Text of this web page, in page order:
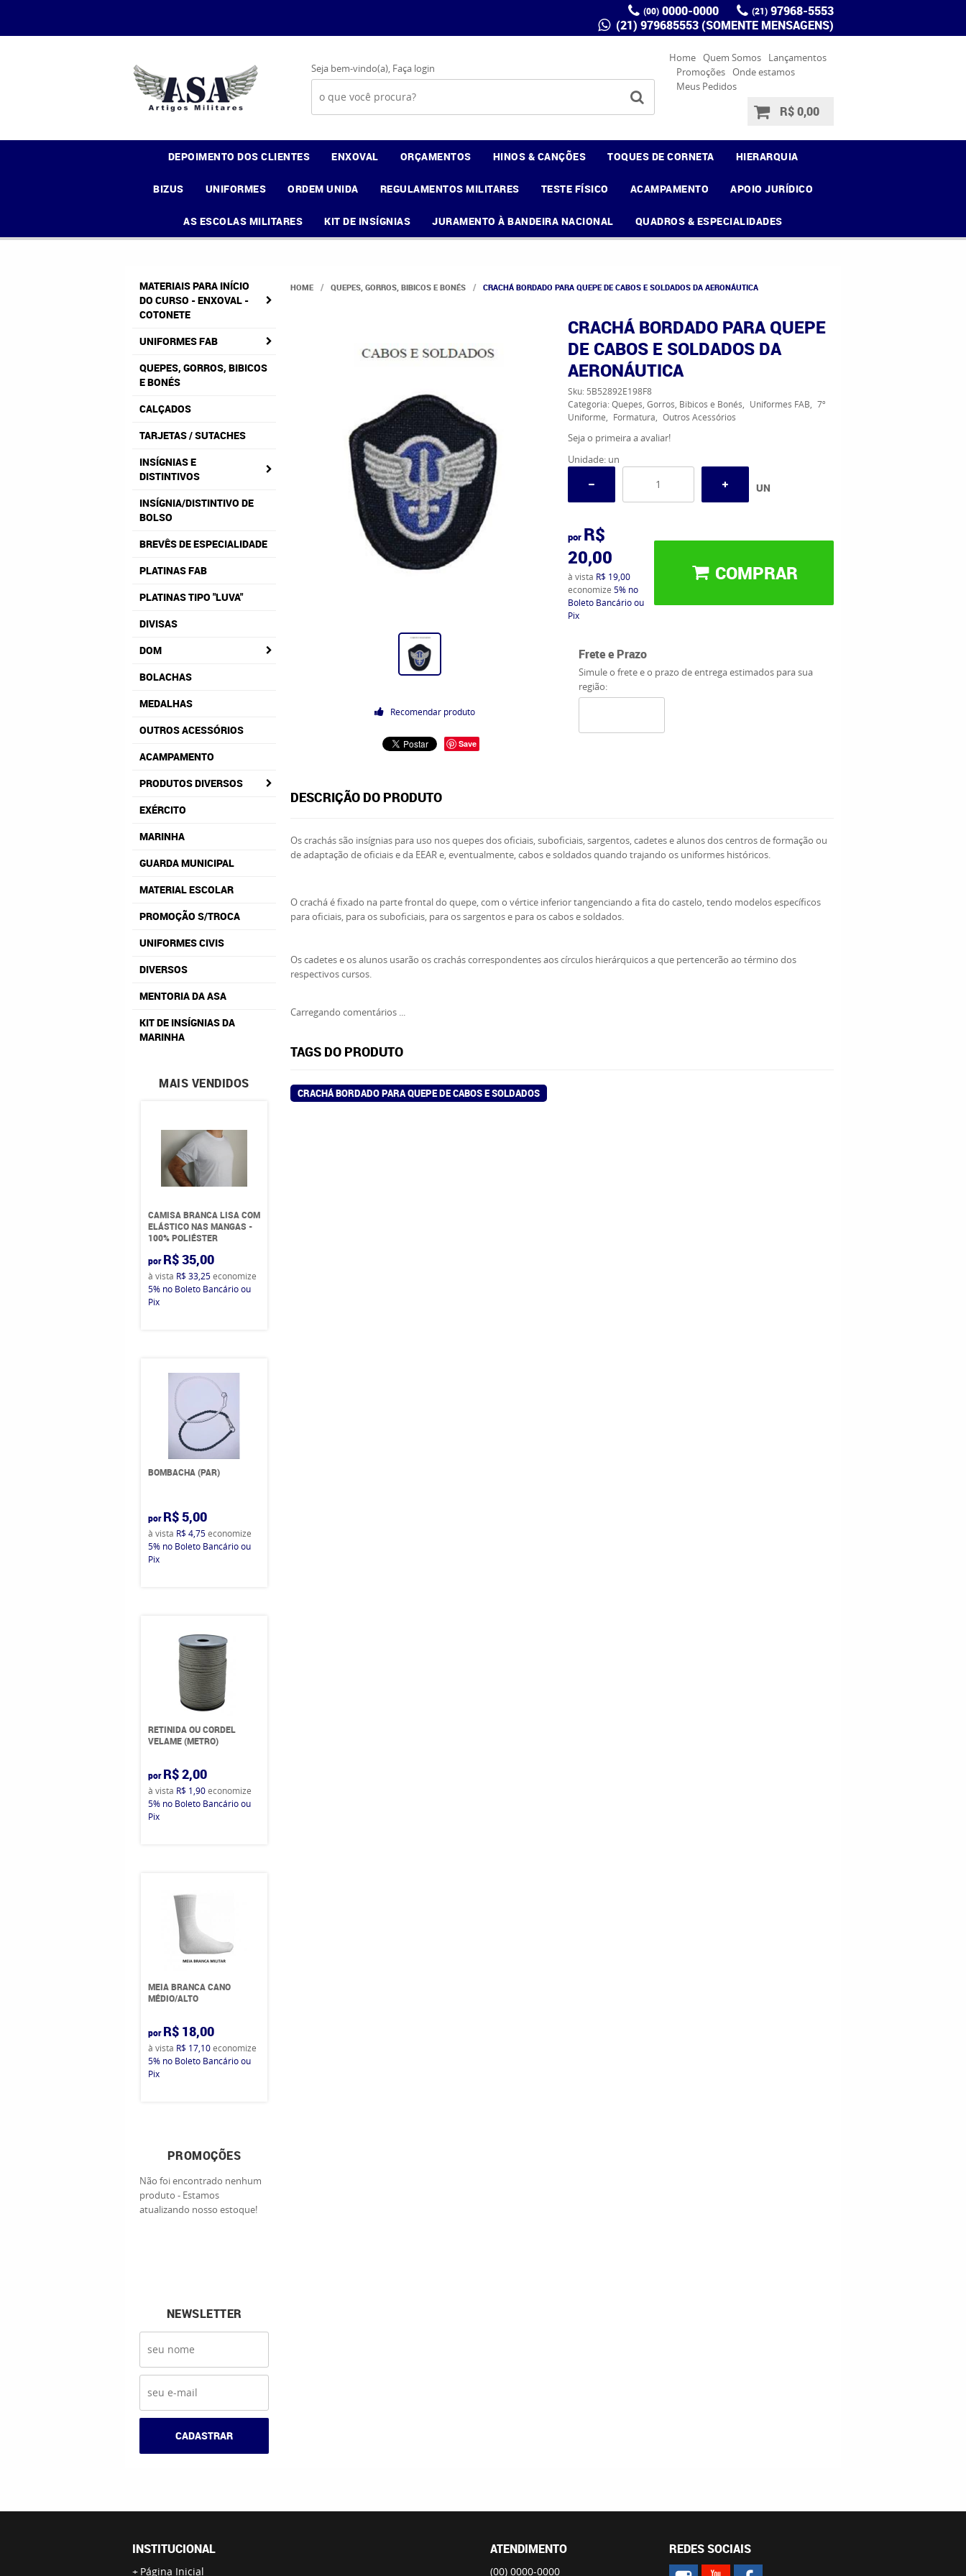
(00) 0000-0000 (21) 97968-5553
(21) 979685553 (SOMENTE MENSAGENS)
Seja bem-vindo(a), Faça login
Home Quem Somos
Lançamentos
Promoções Onde estamos
Meus Pedidos
R$ 0,00
DEPOIMENTO DOS CLIENTES ENXOVAL ORÇAMENTOS HINOS & CANÇÕES TOQUES DE CORNETA HIERARQUIA
BIZUS UNIFORMES ORDEM UNIDA REGULAMENTOS MILITARES TESTE FÍSICO ACAMPAMENTO APOIO JURÍDICO
AS ESCOLAS MILITARES KIT DE INSÍGNIAS JURAMENTO À BANDEIRA NACIONAL QUADROS & ESPECIALIDADES
MATERIAIS PARA INÍCIO
DO CURSO - ENXOVAL -
COTONETE
UNIFORMES FAB
QUEPES, GORROS, BIBICOS
E BONÉS
CALÇADOS
TARJETAS / SUTACHES
INSÍGNIAS E
DISTINTIVOS
INSÍGNIA/DISTINTIVO DE
BOLSO
BREVÊS DE ESPECIALIDADE
PLATINAS FAB
PLATINAS TIPO "LUVA"
DIVISAS
DOM
BOLACHAS
MEDALHAS
OUTROS ACESSÓRIOS
ACAMPAMENTO
PRODUTOS DIVERSOS
EXÉRCITO
MARINHA
GUARDA MUNICIPAL
MATERIAL ESCOLAR
PROMOÇÃO S/TROCA
UNIFORMES CIVIS
DIVERSOS
MENTORIA DA ASA
KIT DE INSÍGNIAS DA
MARINHA
MAIS VENDIDOS
CAMISA BRANCA LISA COM
ELÁSTICO NAS MANGAS -
100% POLIÉSTER
por R$ 35,00
à vista R$ 33,25economize
5% no Boleto Bancário ou
Pix
BOMBACHA (PAR)
por R$ 5,00
à vista R$ 4,75economize
5% no Boleto Bancário ou
Pix
RETINIDA OU CORDEL
VELAME (METRO)
por R$ 2,00
à vista R$ 1,90economize
5% no Boleto Bancário ou
Pix
MEIA BRANCA CANO
MÉDIO/ALTO
por R$ 18,00
à vista R$ 17,10economize
5% no Boleto Bancário ou
Pix
PROMOÇÕES
Não foi encontrado nenhum
produto - Estamos
atualizando nosso estoque!
NEWSLETTER
CADASTRAR
HOME QUEPES, GORROS, BIBICOS E BONÉS CRACHÁ BORDADO PARA QUEPE DE CABOS E SOLDADOS DA AERONÁUTICA
Recomendar produto
Save
CRACHÁ BORDADO PARA QUEPE
DE CABOS E SOLDADOS DA
AERONÁUTICA
Sku: 5B52892E198F8
Categoria: Quepes, Gorros, Bibicos e Bonés Uniformes FAB
7º
Uniforme
Formatura Outros Acessórios
Seja o primeira a avaliar!
Unidade: un
UN
por R$
20,00
à vista R$ 19,00
economize 5% no
Boleto Bancário ou
Pix
COMPRAR
Frete e Prazo
Simule o frete e o prazo de entrega estimados para sua
região:
DESCRIÇÃO DO PRODUTO
Os crachás são insígnias para uso nos quepes dos oficiais, suboficiais, sargentos, cadetes e alunos dos centros de formação ou
de adaptação de oficiais e da EEAR e, eventualmente, cabos e soldados quando trajando os uniformes históricos.
O crachá é fixado na parte frontal do quepe, com o vértice inferior tangenciando a fita do castelo, tendo modelos específicos
para oficiais, para os suboficiais, para os sargentos e para os cabos e soldados.
Os cadetes e os alunos usarão os crachás correspondentes aos círculos hierárquicos a que pertencerão ao término dos
respectivos cursos.
Carregando comentários ...
TAGS DO PRODUTO
CRACHÁ BORDADO PARA QUEPE DE CABOS E SOLDADOS
INSTITUCIONAL
Página Inicial
ATENDIMENTO
(00) 0000-0000
REDES SOCIAIS